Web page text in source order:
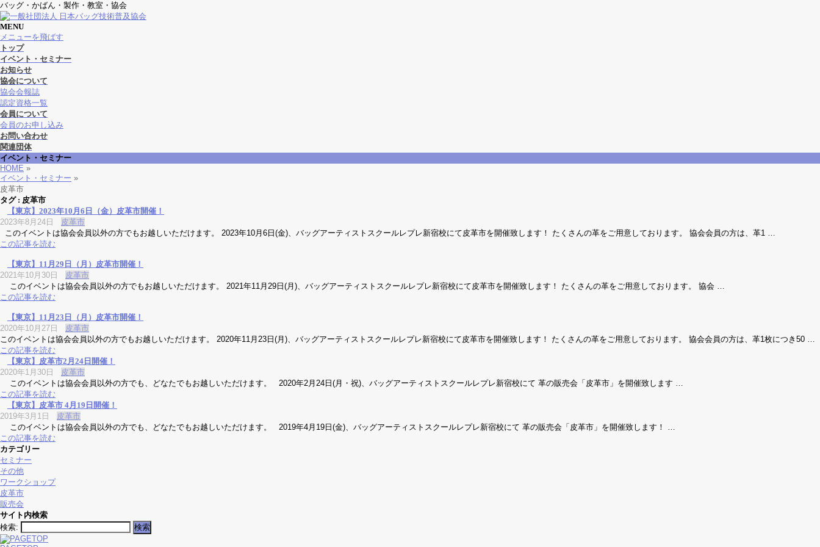
バッグ・かばん・製作・教室・協会
MENU
メニューを飛ばす
トップ
イベント・セミナー
お知らせ
協会について
協会会報誌
認定資格一覧
会員について
会員のお申し込み
お問い合わせ
関連団体
イベント・セミナー
HOME »
イベント・セミナー »
皮革市
タグ : 皮革市
【東京】2023年10月6日（金）皮革市開催！
2023年8月24日
皮革市
このイベントは協会会員以外の方でもお越しいただけます。 2023年10月6日(金)、バッグアーティストスクールレプレ新宿校にて皮革市を開催致します！ たくさんの革をご用意しております。 協会会員の方は、革1 …
この記事を読む
【東京】11月29日（月）皮革市開催！
2021年10月30日
皮革市
このイベントは協会会員以外の方でもお越しいただけます。 2021年11月29日(月)、バッグアーティストスクールレプレ新宿校にて皮革市を開催致します！ たくさんの革をご用意しております。 協会 …
この記事を読む
【東京】11月23日（月）皮革市開催！
2020年10月27日
皮革市
このイベントは協会会員以外の方でもお越しいただけます。 2020年11月23日(月)、バッグアーティストスクールレプレ新宿校にて皮革市を開催致します！ たくさんの革をご用意しております。 協会会員の方は、革1枚につき50 …
この記事を読む
【東京】皮革市2月24日開催！
2020年1月30日
皮革市
このイベントは協会会員以外の方でも、どなたでもお越しいただけます。 2020年2月24日(月・祝)、バッグアーティストスクールレプレ新宿校にて 革の販売会「皮革市」を開催致します …
この記事を読む
【東京】皮革市 4月19日開催！
2019年3月1日
皮革市
このイベントは協会会員以外の方でも、どなたでもお越しいただけます。 2019年4月19日(金)、バッグアーティストスクールレプレ新宿校にて 革の販売会「皮革市」を開催致します！ …
この記事を読む
カテゴリー
セミナー
その他
ワークショップ
皮革市
販売会
サイト内検索
検索: